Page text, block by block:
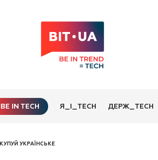
BE IN TECH Я_І_TECH ДЕРЖ_TECH
КУПУЙ УКРАЇНСЬКЕ